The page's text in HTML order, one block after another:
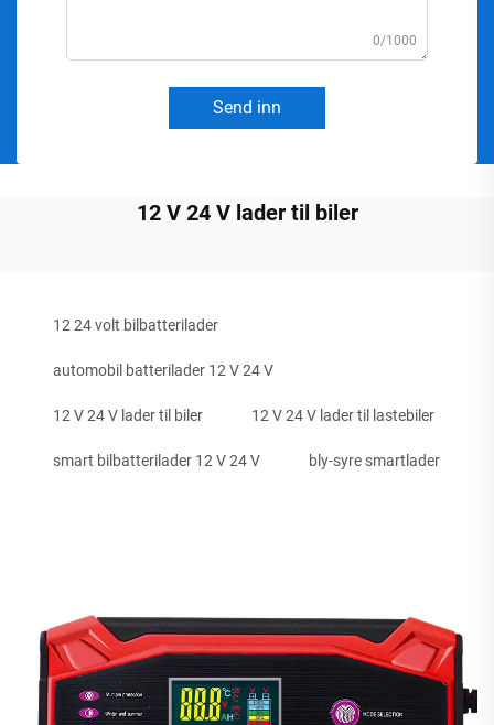
0/1000
Send inn
12 V 24 V lader til biler
12 24 volt bilbatterilader
automobil batterilader 12 V 24 V
12 V 24 V lader til biler 12 V 24 V lader til lastebiler
smart bilbatterilader 12 V 24 V bly-syre smartlader